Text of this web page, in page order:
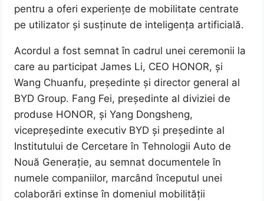
pentru a oferi experiențe de mobilitate centrate
pe utilizator și susținute de inteligența artificială.
Acordul a fost semnat în cadrul unei ceremonii la
care au participat James Li, CEO HONOR, și
Wang Chuanfu, președinte și director general al
BYD Group. Fang Fei, președinte al diviziei de
produse HONOR, și Yang Dongsheng,
vicepreședinte executiv BYD și președinte al
Institutului de Cercetare în Tehnologii Auto de
Nouă Generație, au semnat documentele în
numele companiilor, marcând începutul unei
colaborări extinse în domeniul mobilității